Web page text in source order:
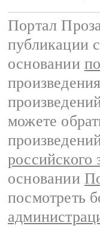
Портал
публикации
основании
можете
российского
основании
посмотреть